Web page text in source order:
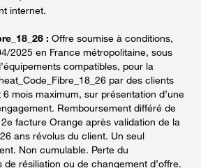
internet.
: Offre soumise à conditions,
2025 en France métropolitaine, sous
compatibles, pour la
par des clients
mois maximum, sur présentation d’une
Remboursement différé de
facture Orange après validation de la
ans révolus du client. Un seul
Non cumulable. Perte du
résiliation ou de changement d’offre.